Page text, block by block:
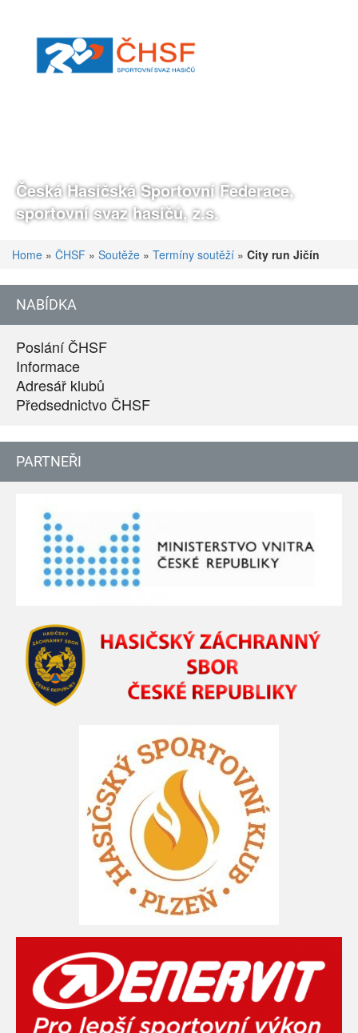
Česká Hasičská Sportovní Federace,
sportovní svaz hasičů, z.s.
Home » ČHSF » Soutěže » Termíny soutěží » City run Jičín
NABÍDKA
Poslání ČHSF
Informace
Adresář klubů
Předsednictvo ČHSF
PARTNEŘI